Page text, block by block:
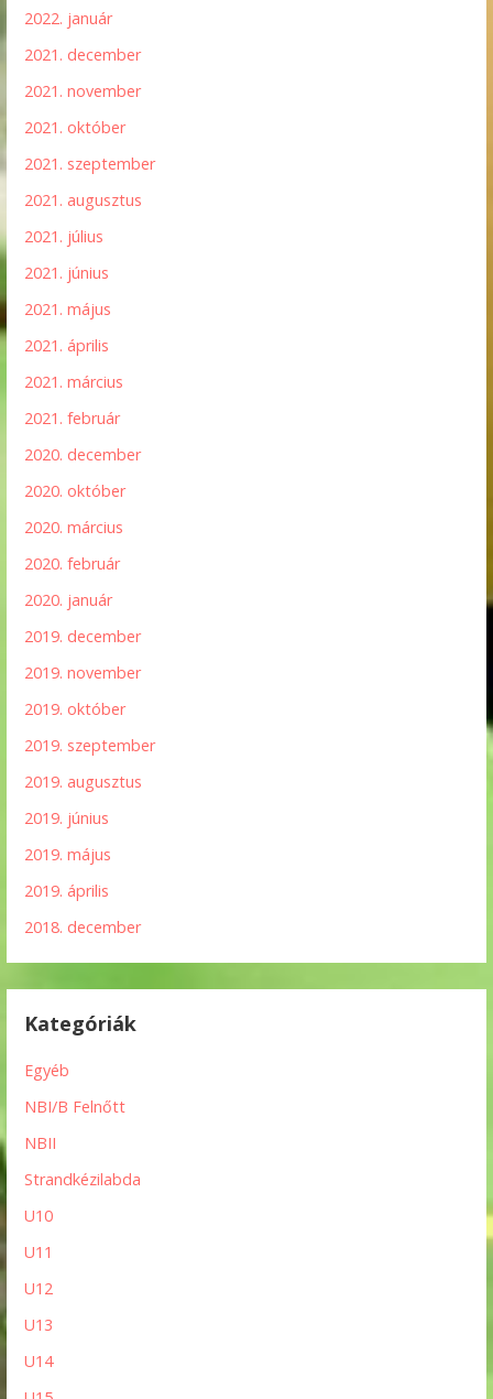
2022. január
2021. december
2021. november
2021. október
2021. szeptember
2021. augusztus
2021. július
2021. június
2021. május
2021. április
2021. március
2021. február
2020. december
2020. október
2020. március
2020. február
2020. január
2019. december
2019. november
2019. október
2019. szeptember
2019. augusztus
2019. június
2019. május
2019. április
2018. december
Kategóriák
Egyéb
NBI/B Felnőtt
NBII
Strandkézilabda
U10
U11
U12
U13
U14